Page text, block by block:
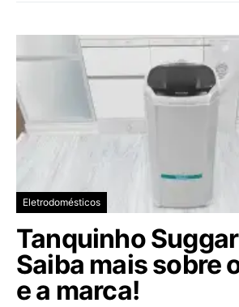
Eletrodomésticos
Tanquinho
Saiba mais sobre
e a marca!